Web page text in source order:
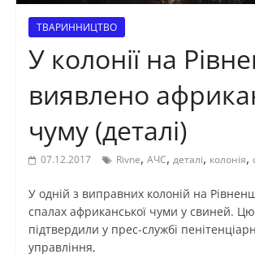
ТВАРИННИЦТВО
У колонії на
виявлено
чуму (деталі)
07.12.2017 Rivne, АЧС, деталі, колонія,
У одній з виправних колоній на
спалах африканської чуми у свиней.
підтвердили у прес-службі
управління,